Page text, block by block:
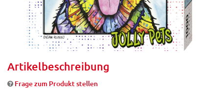
Artikelbeschreibung
Frage zum Produkt stellen